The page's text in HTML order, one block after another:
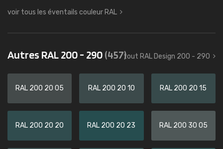
voir tous les éventails couleur RAL
Autres RAL 200 - 290(457)tout RAL Design 200 - 290
RAL 200 20 05 RAL 200 20 10 RAL 200 20 15
RAL 200 20 20 RAL 200 20 23 RAL 200 30 05